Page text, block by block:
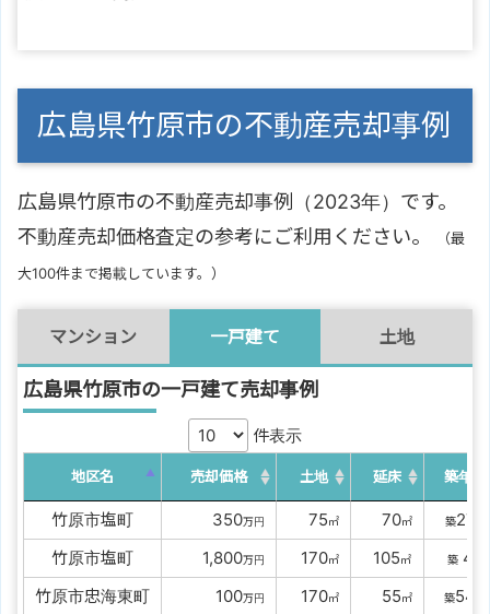
広島県竹原市の不動産売却事例
広島県竹原市の不動産売却事例（2023年）です。
不動産売却価格査定の参考にご利用ください。
（最
大100件まで掲載しています。）
マンション 一戸建て 土地
広島県竹原市の一戸建て売却事例
件表示
地区名 売却価格 土地 延床 築年数
竹原市塩町 350万円 75㎡ 70㎡ 築27
竹原市塩町 1,800万円 170㎡ 105㎡ 築4
竹原市忠海東町 100万円 170㎡ 55㎡ 築54